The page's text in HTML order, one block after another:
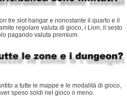
tre slot hangar e nonostante il quarto e il
regolare valuta di gioco, i Lion, il sesto
pagando valuta premium.
a tutte le mappe e le modalità di gioco,
speso soldi nel gioco o meno.